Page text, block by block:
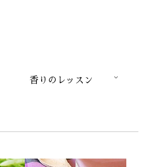
香りのレッスン